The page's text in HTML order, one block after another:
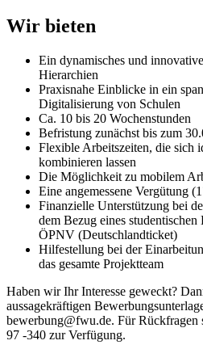
Wir bieten
Ein dynamisches und
Hierarchien
Praxisnahe Einblicke in ein
Digitalisierung von Schulen
Ca. 10 bis 20 Wochenstunden
Befristung zunächst bis zum
Flexible Arbeitszeiten, die sich
kombinieren lassen
Die Möglichkeit zu mobilem
Eine angemessene Vergütung
Finanzielle Unterstützung bei
dem Bezug eines
ÖPNV (Deutschlandticket)
Hilfestellung bei der
das gesamte Projektteam
Haben wir Ihr Interesse geweckt?
aussagekräftigen
bewerbung@fwu.de. Für Rückfragen
97 -340 zur Verfügung.